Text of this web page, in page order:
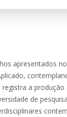
apresentados
a produção
de